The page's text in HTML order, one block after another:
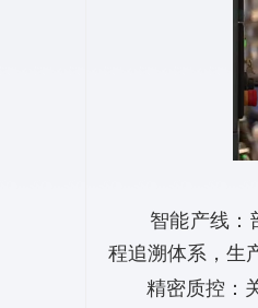
智能产线：部
程追溯体系，生
精密质控：关